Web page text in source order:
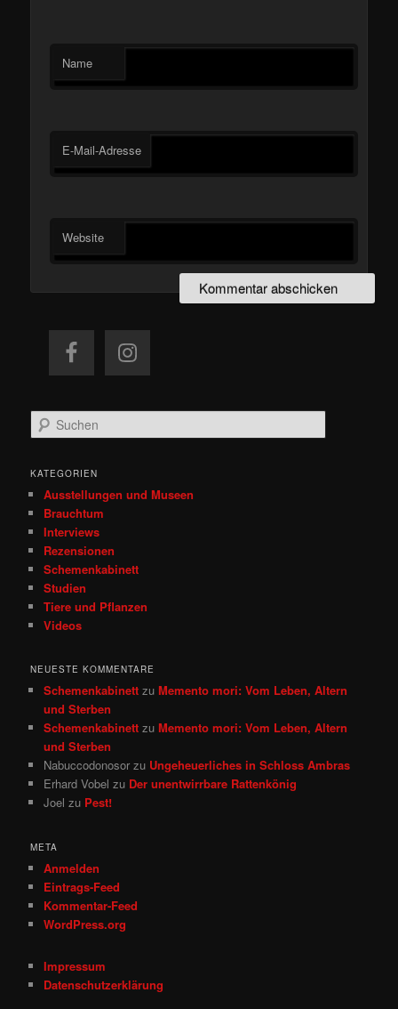
Name
E-Mail-Adresse
Website
u
h
KATEGORIEN
Ausstellungen und Museen
Brauchtum
Interviews
Rezensionen
Schemenkabinett
Studien
Tiere und Pflanzen
Videos
NEUESTE KOMMENTARE
Schemenkabinett zuMemento mori: Vom Leben, Altern
und Sterben
Schemenkabinett zuMemento mori: Vom Leben, Altern
und Sterben
Nabuccodonosor zu Ungeheuerliches in Schloss Ambras
Erhard Vobel zu Der unentwirrbare Rattenkönig
Joel zu Pest!
META
Anmelden
Eintrags-Feed
Kommentar-Feed
WordPress.org
Impressum
Datenschutzerklärung